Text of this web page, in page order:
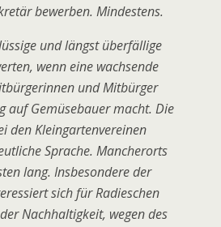
bewerben. Mindestens.
und längst überfällige
wenn eine wachsende
und Mitbürger
auf Gemüsebauer macht. Die
den Kleingartenvereinen
Sprache. Mancherorts
lang. Insbesondere der
sich für Radieschen
Nachhaltigkeit, wegen des